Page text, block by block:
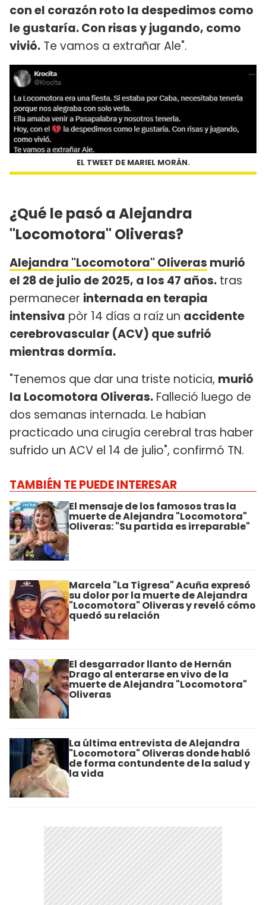
con el corazón roto la despedimos como
le gustaría. Con risas y jugando, como
vivió. Te vamos a extrañar Ale".
EL TWEET DE MARIEL MORÁN.
¿Qué le pasó a Alejandra
"Locomotora" Oliveras?
Alejandra "Locomotora" Oliveras murió
el 28 de julio de 2025, a los 47 años. tras
permanecer internada en terapia
intensiva pòr 14 días a raíz un accidente
cerebrovascular (ACV) que sufrió
mientras dormía.
"Tenemos que dar una triste noticia, murió
la Locomotora Oliveras. Falleció luego de
dos semanas internada. Le habían
practicado una cirugía cerebral tras haber
sufrido un ACV el 14 de julio", confirmó TN.
TAMBIÉN TE PUEDE INTERESAR
El mensaje de los famosos tras la
muerte de Alejandra "Locomotora"
Oliveras: "Su partida es irreparable"
Marcela "La Tigresa" Acuña expresó
su dolor por la muerte de Alejandra
"Locomotora" Oliveras y reveló cómo
quedó su relación
El desgarrador llanto de Hernán
Drago al enterarse en vivo de la
muerte de Alejandra "Locomotora"
Oliveras
La última entrevista de Alejandra
"Locomotora" Oliveras donde habló
de forma contundente de la salud y
la vida